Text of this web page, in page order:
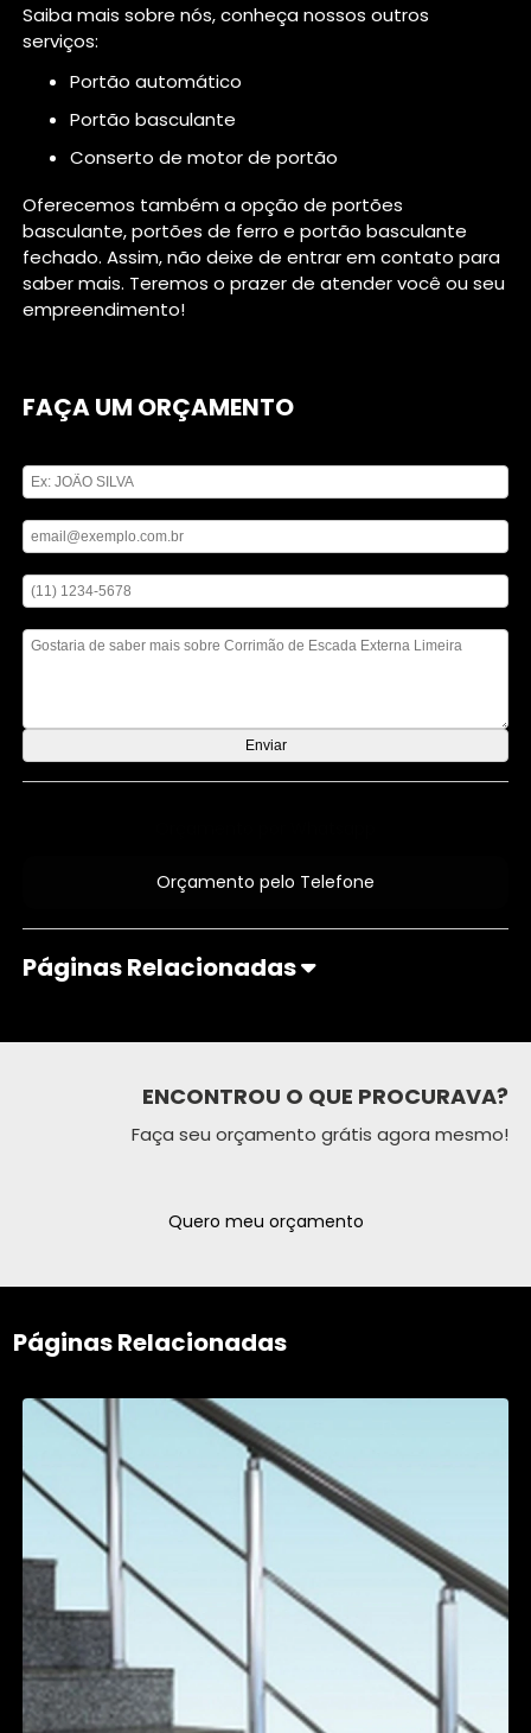
Saiba mais sobre nós, conheça nossos outros
serviços:
portão automático
portão basculante
conserto de motor de portão
Oferecemos também a opção de portões
basculante, portões de ferro e portão basculante
fechado. Assim, não deixe de entrar em contato para
saber mais. Teremos o prazer de atender você ou seu
empreendimento!
FAÇA UM ORÇAMENTO
Orçamento pelo Telefone
Páginas Relacionadas
ENCONTROU O QUE PROCURAVA?
Faça seu orçamento grátis agora mesmo!
Quero meu orçamento
Páginas Relacionadas